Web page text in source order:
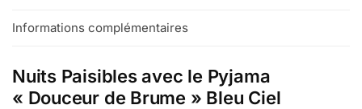
Informations complémentaires
Nuits Paisibles avec le Pyjama
« Douceur de Brume » Bleu Ciel